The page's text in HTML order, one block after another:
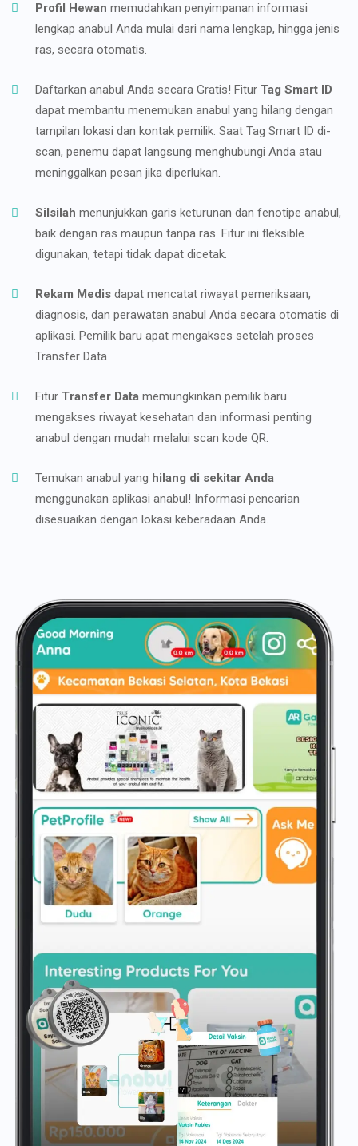
Profil Hewan memudahkan penyimpanan informasi
lengkap anabul Anda mulai dari nama lengkap, hingga jenis
ras, secara otomatis.
Daftarkan anabul Anda secara Gratis! Fitur Tag Smart ID
dapat membantu menemukan anabul yang hilang dengan
tampilan lokasi dan kontak pemilik. Saat Tag Smart ID di-
scan, penemu dapat langsung menghubungi Anda atau
meninggalkan pesan jika diperlukan.
Silsilah menunjukkan garis keturunan dan fenotipe anabul,
baik dengan ras maupun tanpa ras. Fitur ini fleksible
digunakan, tetapi tidak dapat dicetak.
Rekam Medis dapat mencatat riwayat pemeriksaan,
diagnosis, dan perawatan anabul Anda secara otomatis di
aplikasi. Pemilik baru apat mengakses setelah proses
Transfer Data
Fitur Transfer Data memungkinkan pemilik baru
mengakses riwayat kesehatan dan informasi penting
anabul dengan mudah melalui scan kode QR.
Temukan anabul yang hilang di sekitar Anda
menggunakan aplikasi anabul! Informasi pencarian
disesuaikan dengan lokasi keberadaan Anda.